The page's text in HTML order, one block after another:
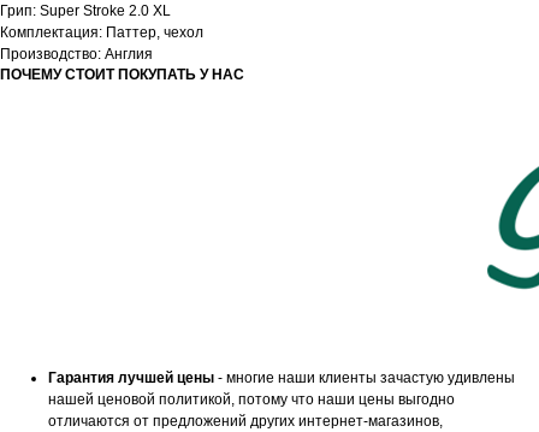
Грип: Super Stroke 2.0 XL
Комплектация: Паттер, чехол
Производство: Англия
ПОЧЕМУ СТОИТ ПОКУПАТЬ У НАС
Гарантия лучшей цены - многие наши клиенты зачастую удивлены
нашей ценовой политикой, потому что наши цены выгодно
отличаются от предложений других интернет-магазинов,